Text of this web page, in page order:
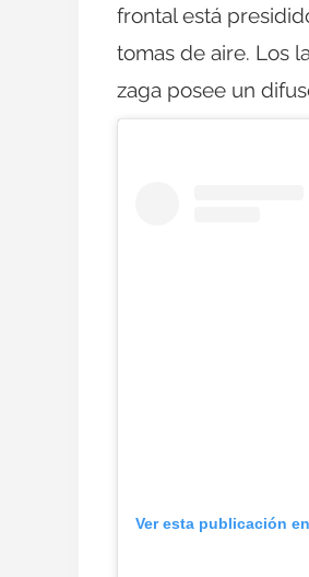
frontal está
tomas de aire. Los
zaga posee un
Ver esta publicación